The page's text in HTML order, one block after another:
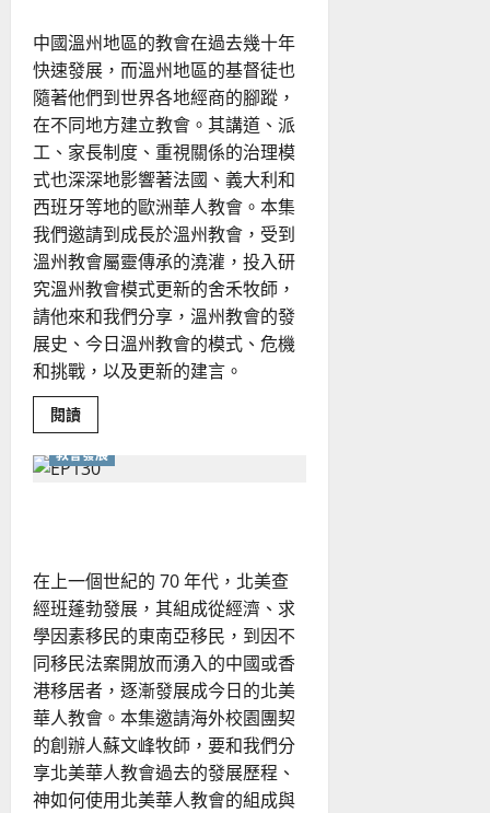
發
展
趨
勢
為
何？
如
何
建
立
「不
能
震
動」
的
教
會？
中國溫州地區的教會在過去幾十年
快速發展，而溫州地區的基督徒也
隨著他們到世界各地經商的腳蹤，
在不同地方建立教會。其講道、派
工、家長制度、重視關係的治理模
式也深深地影響著法國、義大利和
西班牙等地的歐洲華人教會。本集
我們邀請到成長於溫州教會，受到
溫州教會屬靈傳承的澆灌，投入研
究溫州教會模式更新的舍禾牧師，
請他來和我們分享，溫州教會的發
展史、今日溫州教會的模式、危機
和挑戰，以及更新的建言。
閱讀Read
more
溫
州
思
教會發展
在上一個世紀的 70 年代，北美查
經班蓬勃發展，其組成從經濟、求
學因素移民的東南亞移民，到因不
同移民法案開放而湧入的中國或香
港移居者，逐漸發展成今日的北美
華人教會。本集邀請海外校園團契
的創辦人蘇文峰牧師，要和我們分
享北美華人教會過去的發展歷程、
神如何使用北美華人教會的組成與